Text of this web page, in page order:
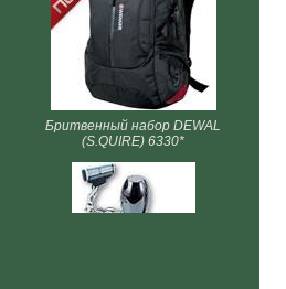
Бритвенный набор DEWAL
(S.QUIRE) 6330*